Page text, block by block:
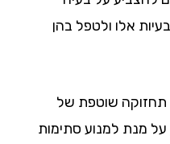
ולטפל בהן
שוטפת של
למנוע סתימות